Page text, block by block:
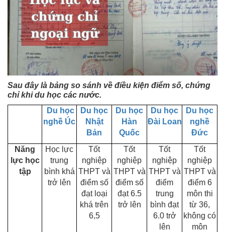
Sau đây là bảng so sánh về điều kiện điểm số, chứng
chỉ khi du học các nước.
Du học
nghề Úc
Du học
Nhật
Bản
Du học
Hàn
Quốc
Du học
Đài Loan
Du học
nghề
Đức
Năng
lực học
tập
Học lực
trung
bình khá
trở lên
Tốt
nghiệp
THPT và
điểm số
đạt loại
khá trên
6,5
Tốt
nghiệp
THPT và
điểm số
đạt 6.5
trở lên
Tốt
nghiệp
THPT và
điểm
trung
bình đạt
6.0 trở
lên
Tốt
nghiệp
THPT và
điểm 6
môn thi
từ 36,
không có
môn